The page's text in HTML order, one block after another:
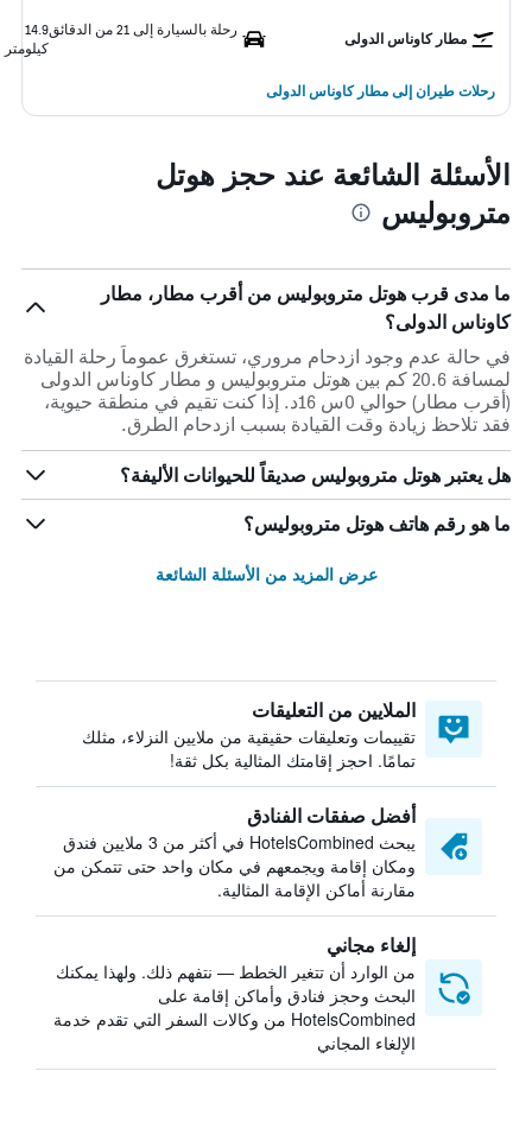
مطار كاوناس الدولى
رحلة بالسيارة إلى 21 من الدقائق
14.9
كيلومتر
رحلات طيران إلى مطار كاوناس الدولى
الأسئلة الشائعة عند حجز هوتل
متروبوليس
ما مدى قرب هوتل متروبوليس من أقرب مطار، مطار
كاوناس الدولى؟
في حالة عدم وجود ازدحام مروري، تستغرق عموماً رحلة القيادة
لمسافة 20.6 كم بين هوتل متروبوليس و مطار كاوناس الدولى
(أقرب مطار) حوالي 0س 16د. إذا كنت تقيم في منطقة حيوية،
فقد تلاحظ زيادة وقت القيادة بسبب ازدحام الطرق.
هل يعتبر هوتل متروبوليس صديقاً للحيوانات الأليفة؟
ما هو رقم هاتف هوتل متروبوليس؟
عرض المزيد من الأسئلة الشائعة
الملايين من التعليقات
تقييمات وتعليقات حقيقية من ملايين النزلاء، مثلك
تمامًا. احجز إقامتك المثالية بكل ثقة!
أفضل صفقات الفنادق
يبحث HotelsCombined في أكثر من 3 ملايين فندق
ومكان إقامة ويجمعهم في مكان واحد حتى تتمكن من
مقارنة أماكن الإقامة المثالية.
إلغاء مجاني
من الوارد أن تتغير الخطط — نتفهم ذلك. ولهذا يمكنك
البحث وحجز فنادق وأماكن إقامة على
HotelsCombined من وكالات السفر التي تقدم خدمة
الإلغاء المجاني